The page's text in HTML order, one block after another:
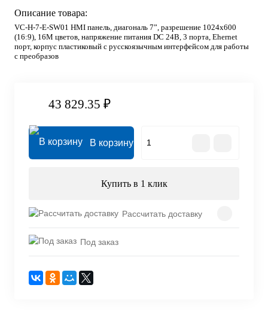
Описание товара:
VC-H-7-E-SW01 HMI панель, диагональ 7”, разрешение 1024х600
(16:9), 16M цветов, напряжение питания DC 24В, 3 порта, Ehernet
порт, корпус пластиковый с русскоязычным интерфейсом для работы
с преобразов
43 829.35 ₽
В корзину
Купить в 1 клик
Рассчитать доставку
Под заказ